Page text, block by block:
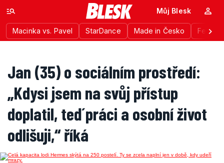
Macinka vs. Pavel StarDance Made in Česko
Můj Blesk
Jan (35) o sociálním prostředí:
„Kdysi jsem na svůj přístup
doplatil, teď práci a osobní život
odlišuji,“ říká